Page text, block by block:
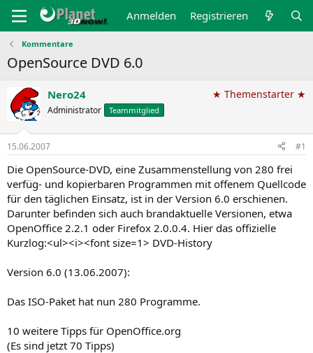
Anmelden Registrieren
Kommentare
OpenSource DVD 6.0
Nero24
Administrator Teammitglied
★ Themenstarter ★
15.06.2007 #1
Die OpenSource-DVD, eine Zusammenstellung von 280 frei
verfüg- und kopierbaren Programmen mit offenem Quellcode
für den täglichen Einsatz, ist in der Version 6.0 erschienen.
Darunter befinden sich auch brandaktuelle Versionen, etwa
OpenOffice 2.2.1 oder Firefox 2.0.0.4. Hier das offizielle
Kurzlog:<ul><i><font size=1> DVD-History
Version 6.0 (13.06.2007):
Das ISO-Paket hat nun 280 Programme.
10 weitere Tipps für OpenOffice.org
(Es sind jetzt 70 Tipps)